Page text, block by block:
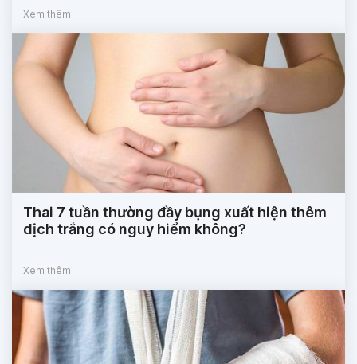
Xem thêm
Thai 7 tuần thường đầy bụng xuất hiện thêm
dịch trắng có nguy hiểm không?
Xem thêm